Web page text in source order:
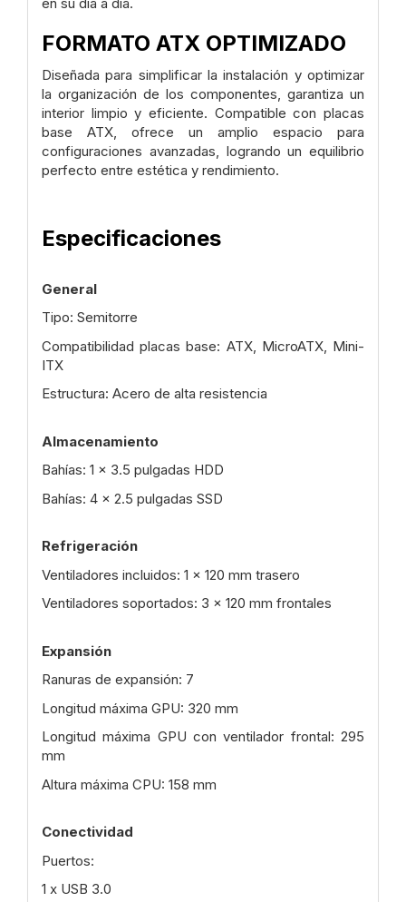
FORMATO ATX OPTIMIZADO
Diseñada para simplificar la instalación y optimizar
la organización de los componentes, garantiza un
interior limpio y eficiente. Compatible con placas
base ATX, ofrece un amplio espacio para
configuraciones avanzadas, logrando un equilibrio
perfecto entre estética y rendimiento.
Especificaciones
General
Tipo: Semitorre
Compatibilidad placas base: ATX, MicroATX, Mini-
ITX
Estructura: Acero de alta resistencia
Almacenamiento
Bahías: 1 x 3.5 pulgadas HDD
Bahías: 4 x 2.5 pulgadas SSD
Refrigeración
Ventiladores incluidos: 1 x 120 mm trasero
Ventiladores soportados: 3 x 120 mm frontales
Expansión
Ranuras de expansión: 7
Longitud máxima GPU: 320 mm
Longitud máxima GPU con ventilador frontal: 295
mm
Altura máxima CPU: 158 mm
Conectividad
Puertos:
1 x USB 3.0